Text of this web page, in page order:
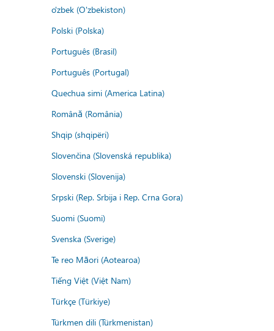
o'zbek (O'zbekiston)
Polski (Polska)
Português (Brasil)
Português (Portugal)
Quechua simi (America Latina)
Română (România)
Shqip (shqipëri)
Slovenčina (Slovenská republika)
Slovenski (Slovenija)
Srpski (Rep. Srbija i Rep. Crna Gora)
Suomi (Suomi)
Svenska (Sverige)
Te reo Māori (Aotearoa)
Tiếng Việt (Việt Nam)
Türkçe (Türkiye)
Türkmen dili (Türkmenistan)